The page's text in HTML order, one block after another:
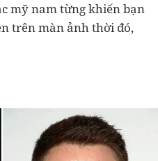
mỹ nam từng khiến bạn
trên màn ảnh thời đó,